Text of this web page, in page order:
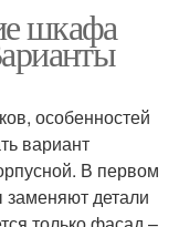
шкафа
особенностей
вариант
В первом
заменяют детали